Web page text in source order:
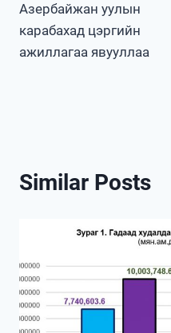
navigation
Азербайжан уулын
карабахад цэргийн
ажиллагаа явууллаа
Similar Posts